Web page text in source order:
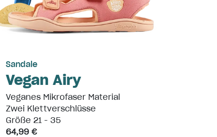
Sandale
Vegan Airy
Veganes Mikrofaser Material
Zwei Klettverschlüsse
Größe 21 - 35
64,99 €